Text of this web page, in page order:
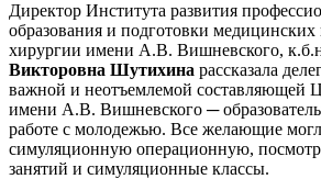
Директор Института развития
образования и подготовки
хирургии имени А.В. Вишневского,
Викторовна Шутихина рассказала
важной и неотъемлемой составляющей
имени А.В. Вишневского ─
работе с молодежью. Все желающие
симуляционную операционную,
занятий и симуляционные классы.